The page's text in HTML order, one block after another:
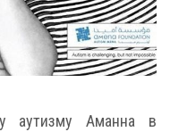
аутизму Аманна в